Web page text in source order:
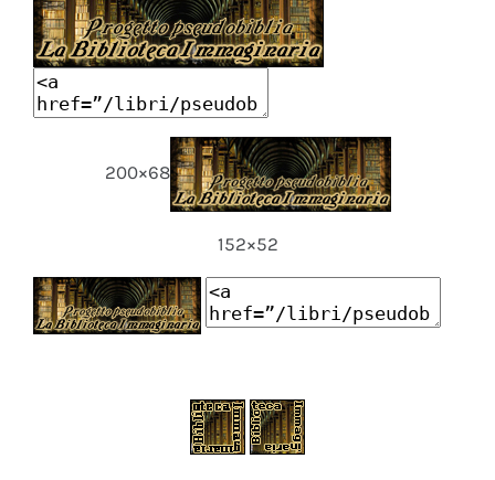
200×68
152×52